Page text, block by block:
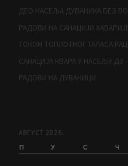
ДЕО НАСЕЉА ДУВАНИКА БЕЗ
РАДОВИ НА САНАЦИЈИ
ТОКОМ ТОПЛОТНОГ ТАЛАСА
САНАЦИЈА КВАРА У НАСЕЉУ Д3
РАДОВИ НА ДУВАНИЦИ
АВГУСТ 2026.
П У С Ч